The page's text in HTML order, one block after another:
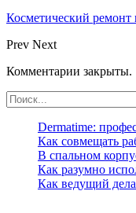
Косметический
Prev Next
Комментарии закрыты.
Dermatime:
Как совмещать
В спальном
Как разумно
Как ведущий